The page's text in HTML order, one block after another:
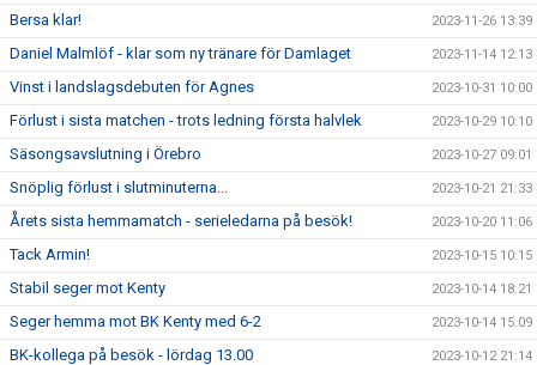
Bersa klar! 2023-11-26 13:39
Daniel Malmlöf - klar som ny tränare för Damlaget 2023-11-14 12:13
Vinst i landslagsdebuten för Agnes 2023-10-31 10:00
Förlust i sista matchen - trots ledning första halvlek 2023-10-29 10:10
Säsongsavslutning i Örebro 2023-10-27 09:01
Snöplig förlust i slutminuterna... 2023-10-21 21:33
Årets sista hemmamatch - serieledarna på besök! 2023-10-20 11:06
Tack Armin! 2023-10-15 10:15
Stabil seger mot Kenty 2023-10-14 18:21
Seger hemma mot BK Kenty med 6-2 2023-10-14 15:09
BK-kollega på besök - lördag 13.00 2023-10-12 21:14